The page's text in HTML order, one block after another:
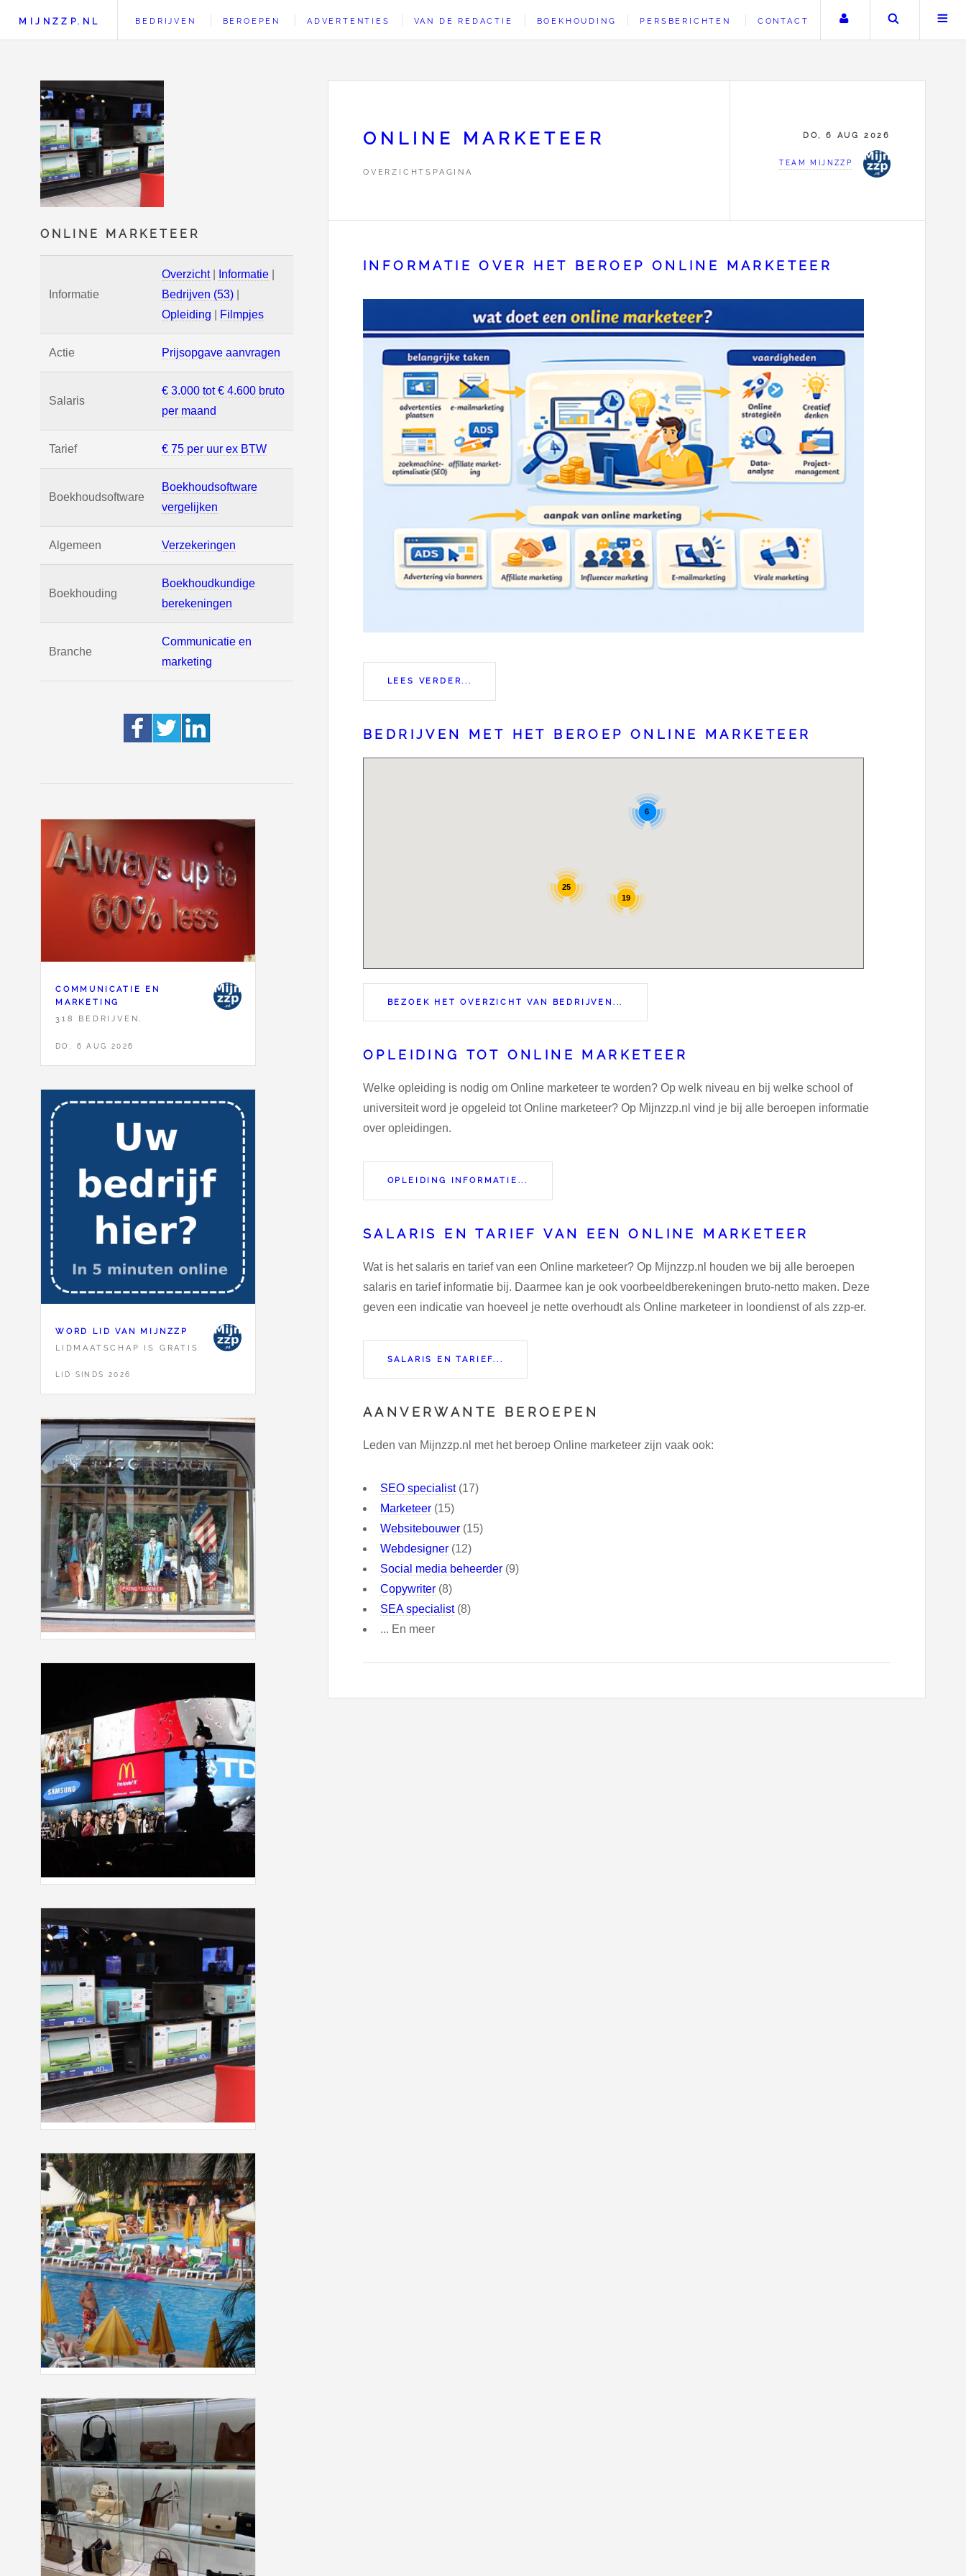
ONLINE MARKETEER
Informatie
Overzicht| Informatie
Bedrijven (53)
Opleiding
Filmpjes
Actie Prijsopgave aanvragen
Salaris
€ 3.000 tot € 4.600 bruto
per maand
Tarief € 75 per uur ex BTW
Boekhoudsoftware
Boekhoudsoftware
vergelijken
Algemeen Verzekeringen
Boekhouding
Boekhoudkundige
berekeningen
Branche
Communicatie en
marketing
COMMUNICATIE EN
MARKETING
318 BEDRIJVEN,
DO, 6 AUG 2026
WORD LID VAN MIJNZZP
LIDMAATSCHAP IS GRATIS
LID SINDS 2026
MIJNZZP.NL BEDRIJVEN BEROEPEN ADVERTENTIES VAN DE REDACTIE BOEKHOUDING PERSBERICHTEN CONTACT Uw accountZoeken
ONLINE MARKETEER
OVERZICHTSPAGINA
DO, 6 AUG 2026
TEAM MIJNZZP
INFORMATIE OVER HET BEROEP ONLINE MARKETEER
LEES VERDER...
BEDRIJVEN MET HET BEROEP ONLINE MARKETEER
19
6
25
BEZOEK HET OVERZICHT VAN BEDRIJVEN...
OPLEIDING TOT ONLINE MARKETEER
Welke opleiding is nodig om Online marketeer te worden? Op welk niveau en bij welke school of
universiteit word je opgeleid tot Online marketeer? Op Mijnzzp.nl vind je bij alle beroepen informatie
over opleidingen.
OPLEIDING INFORMATIE...
SALARIS EN TARIEF VAN EEN ONLINE MARKETEER
Wat is het salaris en tarief van een Online marketeer? Op Mijnzzp.nl houden we bij alle beroepen
salaris en tarief informatie bij. Daarmee kan je ook voorbeeldberekeningen bruto-netto maken. Deze
geven een indicatie van hoeveel je nette overhoudt als Online marketeer in loondienst of als zzp-er.
SALARIS EN TARIEF...
AANVERWANTE BEROEPEN
Leden van Mijnzzp.nl met het beroep Online marketeer zijn vaak ook:
SEO specialist(17)
Marketeer (15)
Websitebouwer (15)
Webdesigner (12)
Social media beheerder (9)
Copywriter (8)
SEA specialist(8)
... En meer